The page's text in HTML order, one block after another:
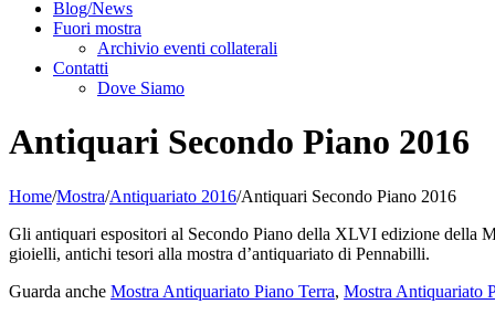
Blog/News
Fuori mostra
Archivio eventi collaterali
Contatti
Dove Siamo
Antiquari Secondo Piano 2016
Home/Mostra/Antiquariato 2016/Antiquari Secondo Piano 2016
Gli antiquari espositori al Secondo Piano della XLVI edizione della
gioielli, antichi tesori alla mostra d’antiquariato di Pennabilli.
Guarda anche Mostra Antiquariato Piano Terra, Mostra Antiquariato